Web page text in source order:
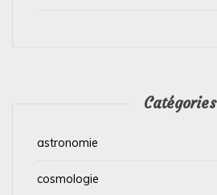
Catégories
astronomie
cosmologie